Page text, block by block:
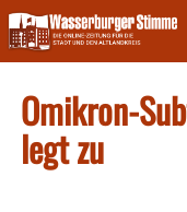
Skip
to
content
Omikron-
legt zu